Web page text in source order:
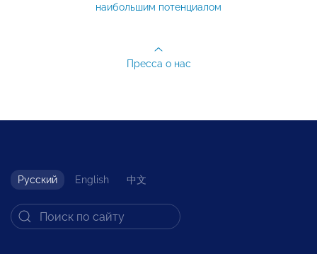
наибольшим потенциалом
Пресса о нас
Русский English 中文